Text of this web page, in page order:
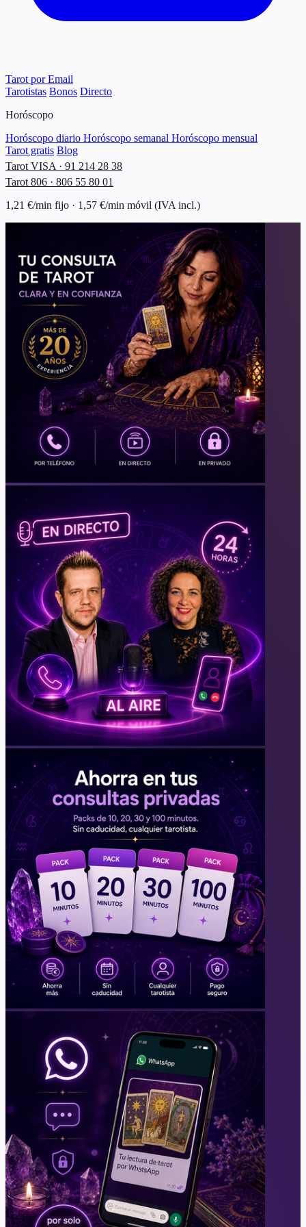
Tarot por Email
Tarotistas Bonos Directo
Horóscopo
Horóscopo diario Horóscopo semanal Horóscopo mensual
Tarot gratis Blog
Tarot VISA · 91 214 28 38
Tarot 806 · 806 55 80 01
1,21 €/min fijo · 1,57 €/min móvil (IVA incl.)